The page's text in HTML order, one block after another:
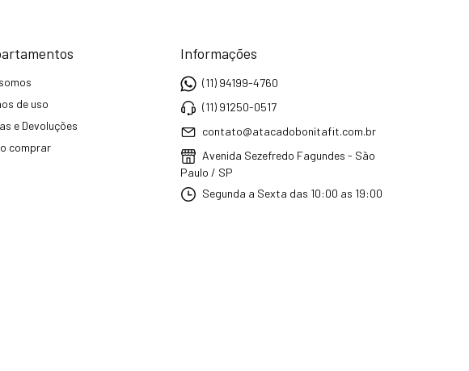
de uso
e Devoluções
comprar
Informações
(11) 94199-4760
(11) 91250-0517
contato@atacadobonitafit.com.br
Avenida Sezefredo Fagundes - São
Paulo / SP
Segunda a Sexta das 10:00 as 19:00